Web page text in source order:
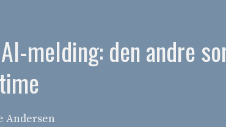
melding: den andre
Andersen